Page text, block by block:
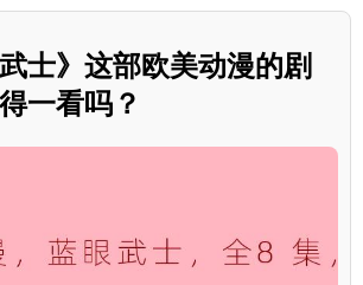
士》这部欧美动漫的剧
一看吗？